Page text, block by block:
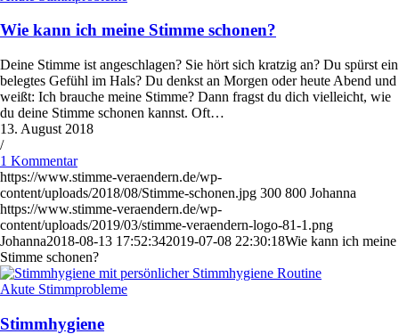
Wie kann ich meine Stimme schonen?
Deine Stimme ist angeschlagen? Sie hört sich kratzig an? Du spürst ein
belegtes Gefühl im Hals? Du denkst an Morgen oder heute Abend und
weißt: Ich brauche meine Stimme? Dann fragst du dich vielleicht, wie
du deine Stimme schonen kannst. Oft…
13. August 2018
/
1 Kommentar
https://www.stimme-veraendern.de/wp-
content/uploads/2018/08/Stimme-schonen.jpg 300 800 Johanna
https://www.stimme-veraendern.de/wp-
content/uploads/2019/03/stimme-veraendern-logo-81-1.png
Johanna2018-08-13 17:52:342019-07-08 22:30:18Wie kann ich meine
Stimme schonen?
Akute Stimmprobleme
Stimmhygiene